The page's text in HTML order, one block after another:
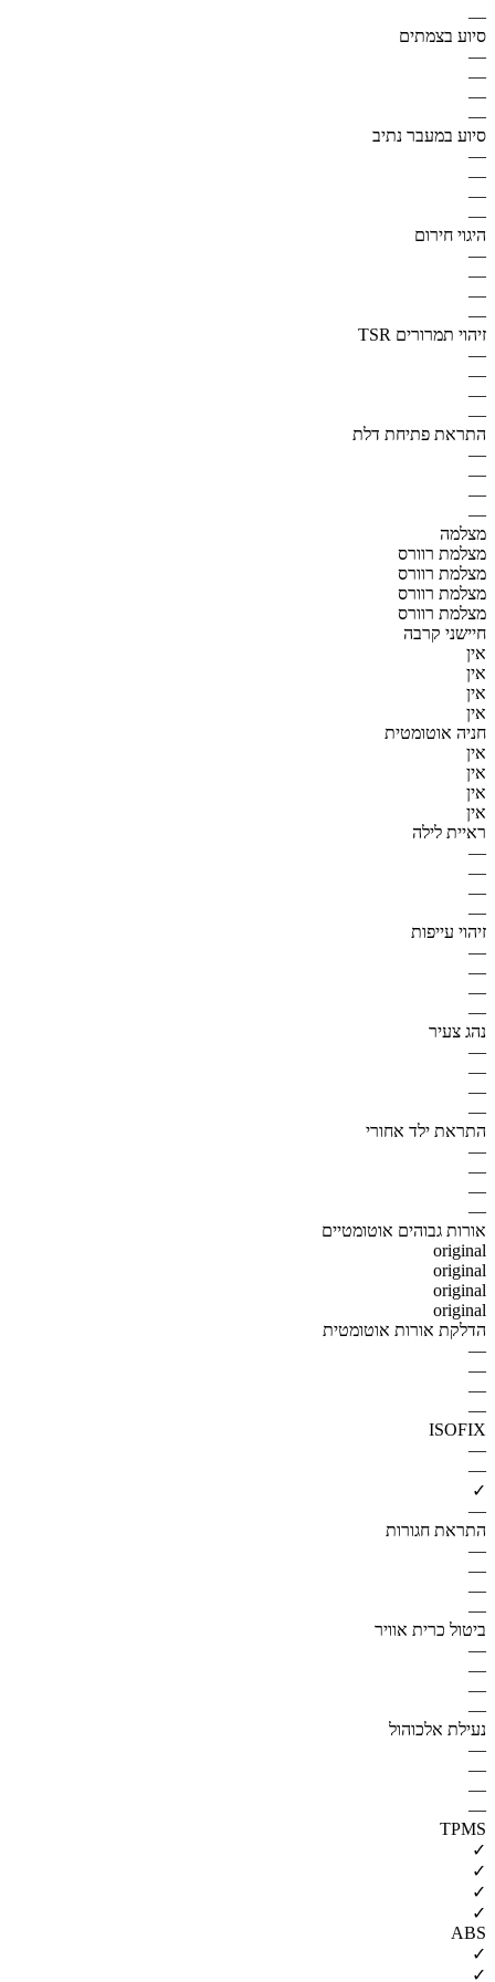
—
סיוע בצמתים
—
—
—
—
סיוע במעבר נתיב
—
—
—
—
היגוי חירום
—
—
—
—
זיהוי תמרורים TSR
—
—
—
—
התראת פתיחת דלת
—
—
—
—
מצלמה
מצלמת רוורס
מצלמת רוורס
מצלמת רוורס
מצלמת רוורס
חיישני קרבה
אין
אין
אין
אין
חניה אוטומטית
אין
אין
אין
אין
ראיית לילה
—
—
—
—
זיהוי עייפות
—
—
—
—
נהג צעיר
—
—
—
—
התראת ילד אחורי
—
—
—
—
אורות גבוהים אוטומטיים
original
original
original
original
הדלקת אורות אוטומטית
—
—
—
—
ISOFIX
—
—
✓
—
התראת חגורות
—
—
—
—
ביטול כרית אוויר
—
—
—
—
נעילת אלכוהול
—
—
—
—
TPMS
✓
✓
✓
✓
ABS
✓
✓